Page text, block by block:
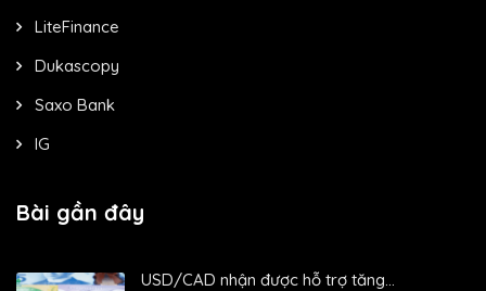
LiteFinance
Dukascopy
Saxo Bank
IG
Bài gần đây
USD/CAD nhận được hỗ trợ tăng...